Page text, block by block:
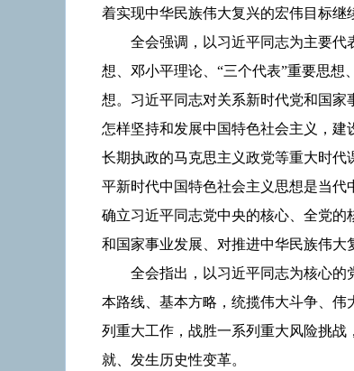
着实现中华民族伟大复兴的宏伟目标继
全会强调，以习近平同志为主要
想、邓小平理论、“三个代表”重要思
想。习近平同志对关系新时代党和国家
怎样坚持和发展中国特色社会主义，
长期执政的马克思主义政党等重大时
平新时代中国特色社会主义思想是当
确立习近平同志党中央的核心、全党
和国家事业发展、对推进中华民族伟大
全会指出，以习近平同志为核心
本路线、基本方略，统揽伟大斗争、
列重大工作，战胜一系列重大风险挑
就、发生历史性变革。